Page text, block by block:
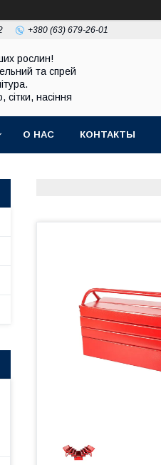
+380 (63) 679-26-01
рослин!
та спрей
сітки, насіння
О НАС КОНТАКТЫ